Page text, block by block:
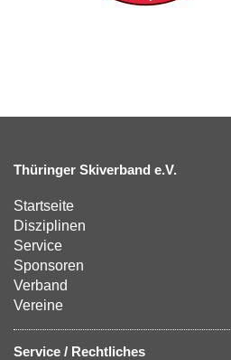
Thüringer Skiverband e.V.
Startseite
Disziplinen
Service
Sponsoren
Verband
Vereine
Service / Rechtliches